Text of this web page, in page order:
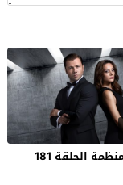
مسلسل المنظمة الحلقة 181